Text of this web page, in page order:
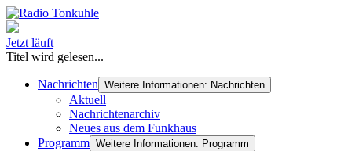
Jetzt läuft
Titel wird gelesen...
Nachrichten Weitere Informationen: Nachrichten
Aktuell
Nachrichtenarchiv
Neues aus dem Funkhaus
Programm Weitere Informationen: Programm